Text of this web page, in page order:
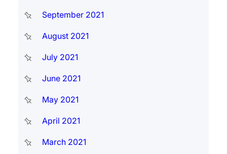
September 2021
August 2021
July 2021
June 2021
May 2021
April 2021
March 2021